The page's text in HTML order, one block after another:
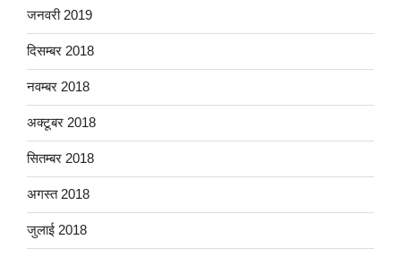
जनवरी 2019
दिसम्बर 2018
नवम्बर 2018
अक्टूबर 2018
सितम्बर 2018
अगस्त 2018
जुलाई 2018